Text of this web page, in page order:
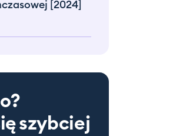
[2024]
szybciej